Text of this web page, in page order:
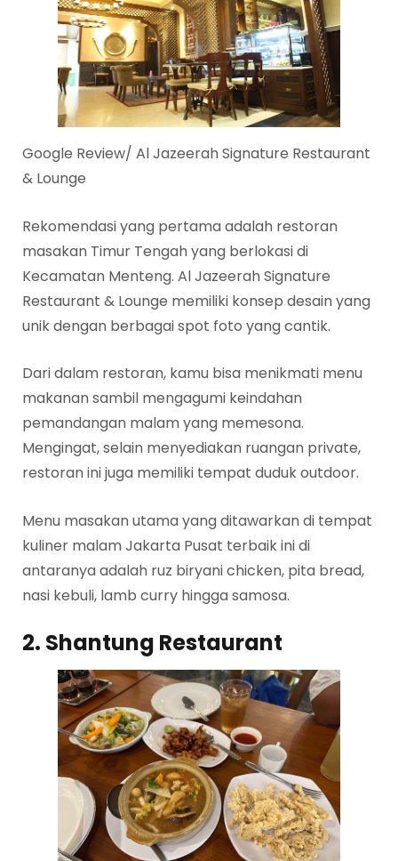
Google Review/ Al Jazeerah Signature Restaurant
& Lounge
Rekomendasi yang pertama adalah restoran
masakan Timur Tengah yang berlokasi di
Kecamatan Menteng. Al Jazeerah Signature
Restaurant & Lounge memiliki konsep desain yang
unik dengan berbagai spot foto yang cantik.
Dari dalam restoran, kamu bisa menikmati menu
makanan sambil mengagumi keindahan
pemandangan malam yang memesona.
Mengingat, selain menyediakan ruangan private,
restoran ini juga memiliki tempat duduk outdoor.
Menu masakan utama yang ditawarkan di tempat
kuliner malam Jakarta Pusat terbaik ini di
antaranya adalah ruz biryani chicken, pita bread,
nasi kebuli, lamb curry hingga samosa.
2. Shantung Restaurant